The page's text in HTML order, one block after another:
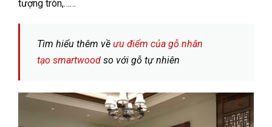
tượng tròn,……
Tìm hiểu thêm về ưu điểm của gỗ nhân
tạo smartwood so với gỗ tự nhiên